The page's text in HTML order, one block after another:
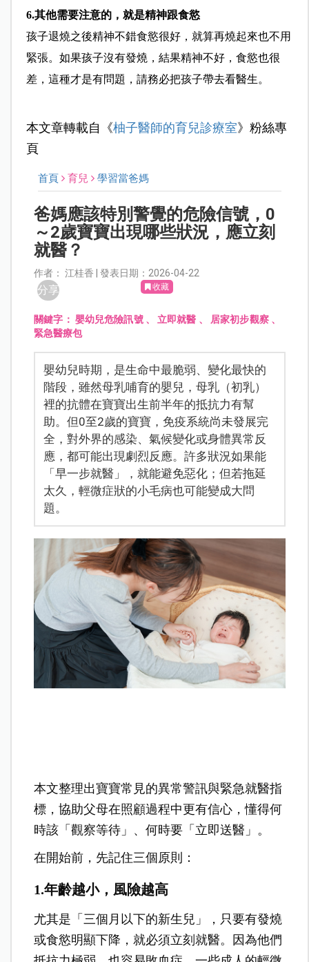
6.其他需要注意的，就是精神跟食慾
孩子退燒之後精神不錯食慾很好，就算再燒起來也不用
緊張。如果孩子沒有發燒，結果精神不好，食慾也很
差，這種才是有問題，請務必把孩子帶去看醫生。
本文章轉載自《柚子醫師的育兒診療室》粉絲專
頁
首頁 育兒 學習當爸媽
爸媽應該特別警覺的危險信號，0
～2歲寶寶出現哪些狀況，應立刻
就醫？
作者： 江桂香 | 發表日期：2026-04-22
分享 收藏
關鍵字： 嬰幼兒危險訊號、立即就醫 、 居家初步觀察、
緊急醫療包
嬰幼兒時期，是生命中最脆弱、變化最快的
階段，雖然母乳哺育的嬰兒，母乳（初乳）
裡的抗體在寶寶出生前半年的抵抗力有幫
助。但0至2歲的寶寶，免疫系統尚未發展完
全，對外界的感染、氣候變化或身體異常反
應，都可能出現劇烈反應。許多狀況如果能
「早一步就醫」，就能避免惡化；但若拖延
太久，輕微症狀的小毛病也可能變成大問
題。
本文整理出寶寶常見的異常警訊與緊急就醫指
標，協助父母在照顧過程中更有信心，懂得何
時該「觀察等待」、何時要「立即送醫」。
在開始前，先記住三個原則：
1.年齡越小，風險越高
尤其是「三個月以下的新生兒」，只要有發燒
或食慾明顯下降，就必須立刻就醫。因為他們